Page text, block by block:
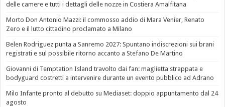
delle camere e tutti i dettagli delle nozze in Costiera Amalfitana
Morto Don Antonio Mazzi: il commosso addio di Mara Venier, Renato
Zero e il lutto cittadino proclamato a Milano
Belen Rodriguez punta a Sanremo 2027: Spuntano indiscrezioni sui brani
registrati e sul possibile ritorno accanto a Stefano De Martino
Giovanni di Temptation Island travolto dai fan: maglietta strappata e
bodyguard costretti a intervenire durante un evento pubblico ad Adrano
Milo Infante pronto al debutto su Mediaset: doppio appuntamento dal 24
agosto